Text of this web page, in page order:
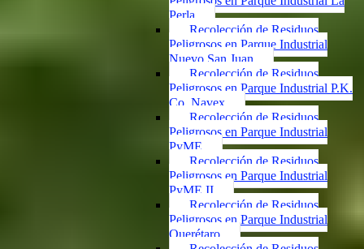
Perla
Recolección de Residuos
Peligrosos en Parque Industrial
Nuevo San Juan
Recolección de Residuos
Peligrosos en Parque Industrial P.K.
Co. Navex
Recolección de Residuos
Peligrosos en Parque Industrial
PyME
Recolección de Residuos
Peligrosos en Parque Industrial
PyME II
Recolección de Residuos
Peligrosos en Parque Industrial
Querétaro